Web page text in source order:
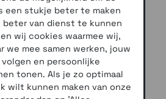
een stukje beter te maken
beter van dienst te kunnen
wij cookies waarmee wij,
we mee samen werken, jouw
en persoonlijke
tonen. Als je zo optimaal
wilt kunnen maken van onze